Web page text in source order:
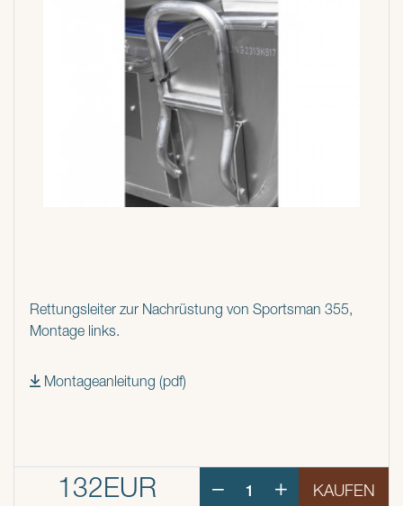
Rettungsleiter zur Nachrüstung von Sportsman 355,
Montage links.
Montageanleitung (pdf)
132EUR KAUFEN